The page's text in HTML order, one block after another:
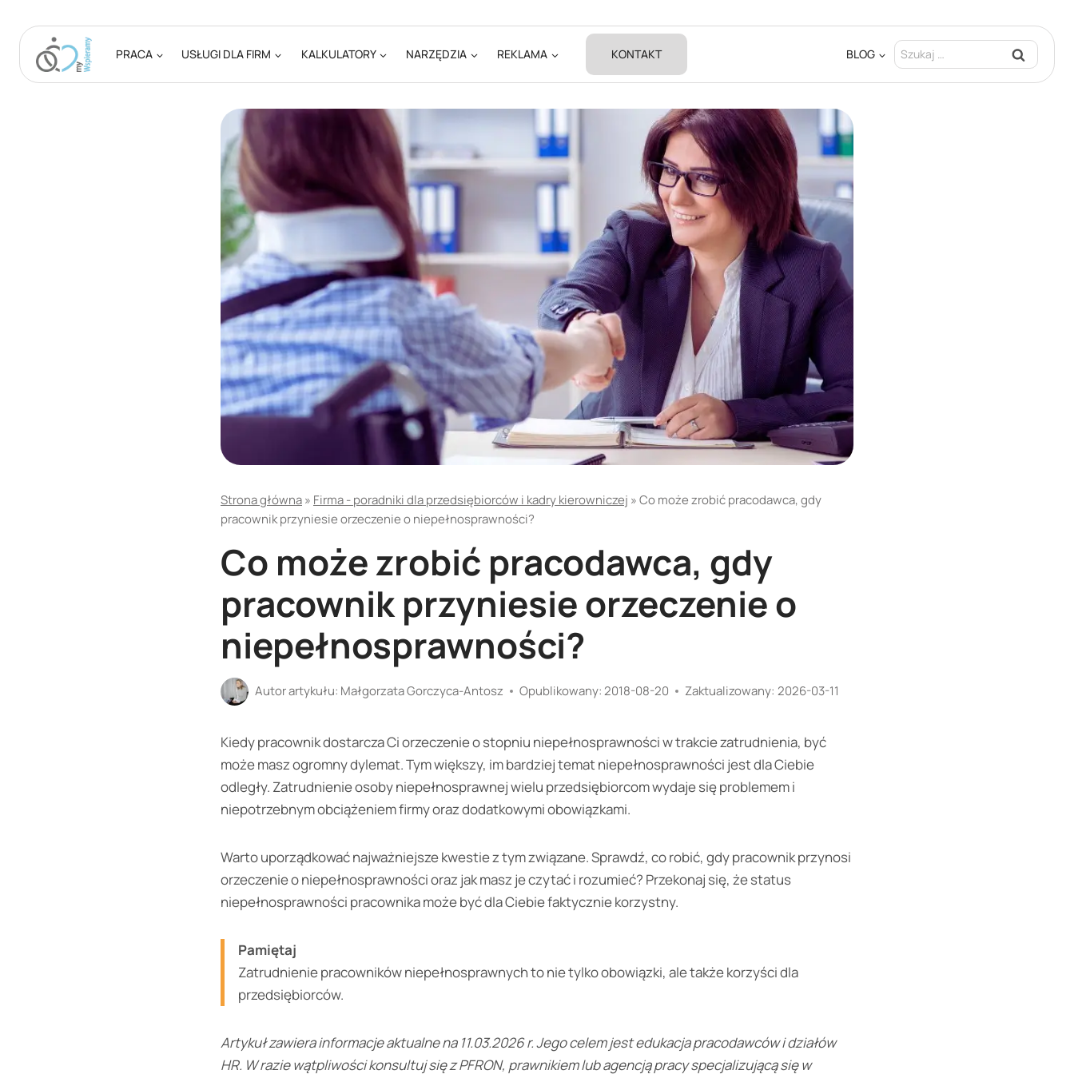
PRACA USŁUGI DLA FIRM KALKULATORY NARZĘDZIA REKLAMA KONTAKT BLOG Szukaj:
Strona główna» Firma - poradniki dla przedsiębiorców i kadry kierowniczej »Co może zrobić pracodawca, gdy
pracownik przyniesie orzeczenie o niepełnosprawności?
Co może zrobić pracodawca, gdy
pracownik przyniesie orzeczenie o
niepełnosprawności?
Autor artykułu: Małgorzata Gorczyca-Antosz Opublikowany: 2018-08-20 Zaktualizowany: 2026-03-11
Kiedy pracownik dostarcza Ci orzeczenie o stopniu niepełnosprawności w trakcie zatrudnienia, być
może masz ogromny dylemat. Tym większy, im bardziej temat niepełnosprawności jest dla Ciebie
odległy. Zatrudnienie osoby niepełnosprawnej wielu przedsiębiorcom wydaje się problemem i
niepotrzebnym obciążeniem firmy oraz dodatkowymi obowiązkami.
Warto uporządkować najważniejsze kwestie z tym związane. Sprawdź, co robić, gdy pracownik przynosi
orzeczenie o niepełnosprawności oraz jak masz je czytać i rozumieć? Przekonaj się, że status
niepełnosprawności pracownika może być dla Ciebie faktycznie korzystny.
Pamiętaj
Zatrudnienie pracowników niepełnosprawnych to nie tylko obowiązki, ale także korzyści dla
przedsiębiorców.
Artykuł zawiera informacje aktualne na 11.03.2026 r. Jego celem jest edukacja pracodawców i działów
HR. W razie wątpliwości konsultuj się z PFRON, prawnikiem lub agencją pracy specjalizującą się w